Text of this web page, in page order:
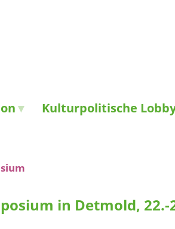
Kulturpolitische
in Detmold, 22.-